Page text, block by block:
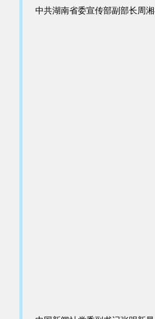
中共湖南省委宣传部副部长周湘